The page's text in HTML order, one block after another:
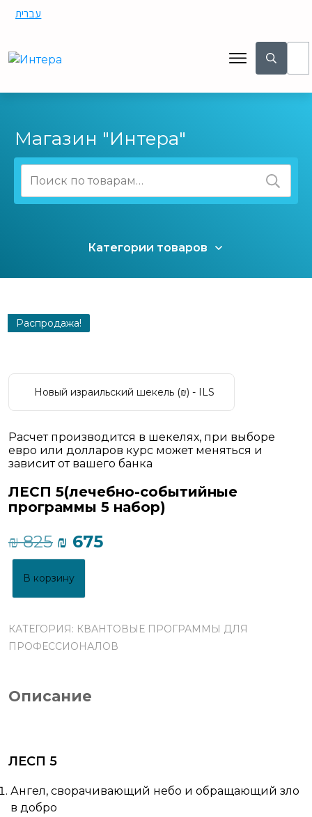
עברית
Магазин "Интера"
Категории товаров
Распродажа!
Новый израильский шекель (₪) - ILS
Расчет производится в шекелях, при выборе
евро или долларов курс может меняться и
зависит от вашего банка
ЛЕСП 5(лечебно-событийные
программы 5 набор)
₪825 Первоначальная
цена
составляла
₪ 825.
₪ 675Текущая
В корзину
КАТЕГОРИЯ: КВАНТОВЫЕ ПРОГРАММЫ ДЛЯ
ПРОФЕССИОНАЛОВ
Описание
ЛЕСП 5
Ангел, сворачивающий небо и обращающий зло
в добро